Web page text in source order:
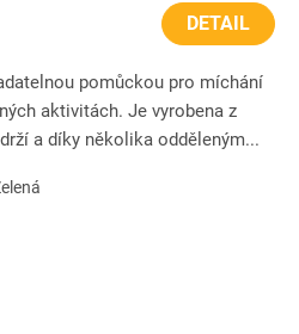
DETAIL
pomůckou pro míchání
aktivitách. Je vyrobena z
a díky několika odděleným...